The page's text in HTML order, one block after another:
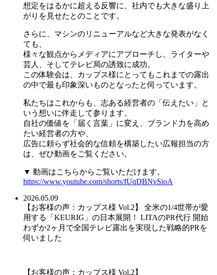
想定をはるかに超える反響に、社内でも大きな盛り上
がりを見せたとのことです。
さらに、マシンのリニューアルなど大きな発表がなく
ても、
様々な観点からメディアにアプローチし、ライターや
芸人、そしてテレビ局の誘致に成功。
この体験会は、カップス様にとってもこれまでの露出
の中で最も印象深いものとなったと伺っています。
私たちはこれからも、志ある経営者の「伝えたい」と
いう想いに伴走して参ります。
自社の価値を「届く言葉」に変え、ブランド力を高め
たい経営者の方や、
広告に頼らず社会的な信頼を構築したい広報担当の方
は、ぜひ動画をご覧ください。
▼ 動画はこちらからご覧いただけます。
https://www.youtube.com/shorts/fUqDBNvSioA
2026.05.09
【お客様の声：カップス様 Vol.2】 全米の1/4世帯が愛
用する「KEURIG」の日本展開！ LITAのPR代行 開始
わずか2ヶ月で全国テレビ露出を実現した戦略的PRを
伺いました
【お客様の声：カップス様 Vol.2】